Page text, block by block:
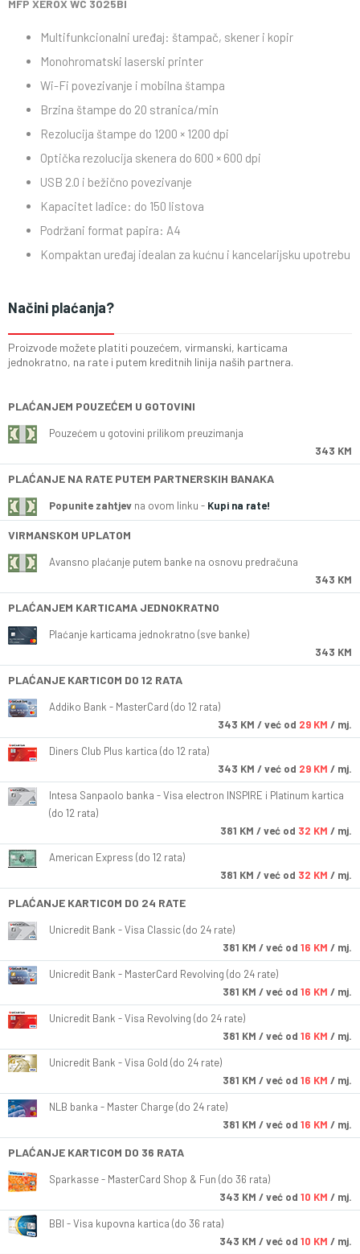
MFP XEROX WC 3025BI
Multifunkcionalni uređaj: štampač, skener i kopir
Monohromatski laserski printer
Wi-Fi povezivanje i mobilna štampa
Brzina štampe do 20 stranica/min
Rezolucija štampe do 1200 × 1200 dpi
Optička rezolucija skenera do 600 × 600 dpi
USB 2.0 i bežično povezivanje
Kapacitet ladice: do 150 listova
Podržani format papira: A4
Kompaktan uređaj idealan za kućnu i kancelarijsku upotrebu
Načini plaćanja?
Proizvode možete platiti pouzećem, virmanski, karticama
jednokratno, na rate i putem kreditnih linija naših partnera.
PLAĆANJEM POUZEĆEM U GOTOVINI
Pouzećem u gotovini prilikom preuzimanja
343 KM
PLAĆANJE NA RATE PUTEM PARTNERSKIH BANAKA
Popunite zahtjev na ovom linku - Kupi na rate!
VIRMANSKOM UPLATOM
Avansno plaćanje putem banke na osnovu predračuna
343 KM
PLAĆANJEM KARTICAMA JEDNOKRATNO
Plaćanje karticama jednokratno (sve banke)
343 KM
PLAĆANJE KARTICOM DO 12 RATA
Addiko Bank - MasterCard (do 12 rata)
343 KM / već od 29 KM / mj.
Diners Club Plus kartica (do 12 rata)
343 KM / već od 29 KM / mj.
Intesa Sanpaolo banka - Visa electron INSPIRE i Platinum kartica
(do 12 rata)
381 KM / već od 32 KM / mj.
American Express (do 12 rata)
381 KM / već od 32 KM / mj.
PLAĆANJE KARTICOM DO 24 RATE
Unicredit Bank - Visa Classic (do 24 rate)
381 KM / već od 16 KM / mj.
Unicredit Bank - MasterCard Revolving (do 24 rate)
381 KM / već od 16 KM / mj.
Unicredit Bank - Visa Revolving (do 24 rate)
381 KM / već od 16 KM / mj.
Unicredit Bank - Visa Gold (do 24 rate)
381 KM / već od 16 KM / mj.
NLB banka - Master Charge (do 24 rate)
381 KM / već od 16 KM / mj.
PLAĆANJE KARTICOM DO 36 RATA
Sparkasse - MasterCard Shop & Fun (do 36 rata)
343 KM / već od 10 KM / mj.
BBI - Visa kupovna kartica (do 36 rata)
343 KM / već od 10 KM / mj.